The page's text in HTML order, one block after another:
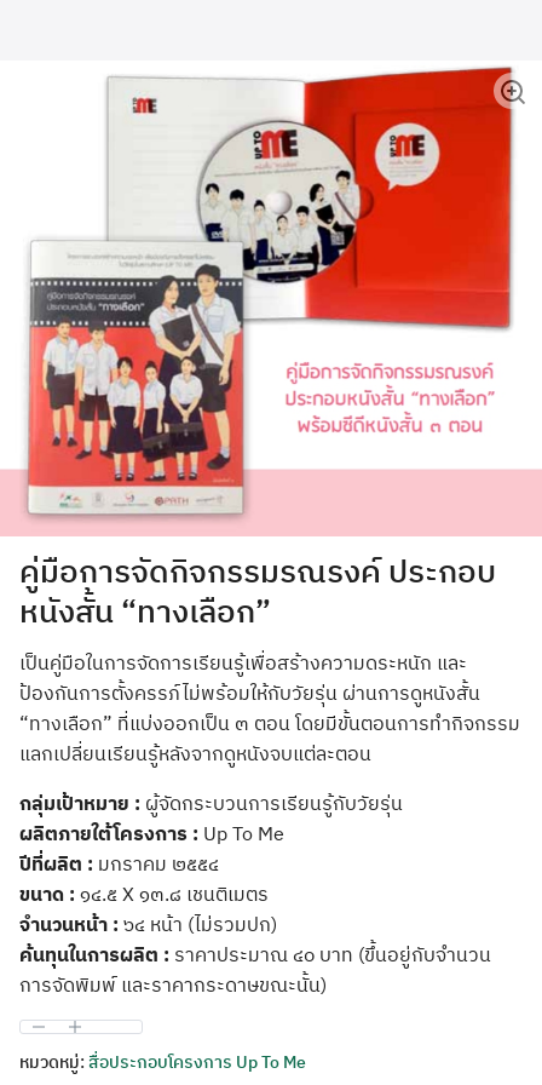
คู่มือการจัดกิจกรรมรณรงค์ ประกอบ
หนังสั้น “ทางเลือก”
เป็นคู่มือในการจัดการเรียนรู้เพื่อสร้างความดระหนัก และ
ป้องกันการตั้งครรภ์ไม่พร้อมให้กับวัยรุ่น ผ่านการดูหนังสั้น
“ทางเลือก” ที่แบ่งออกเป็น ๓ ตอน โดยมีขั้นตอนการทำกิจกรรม
แลกเปลี่ยนเรียนรู้หลังจากดูหนังจบแต่ละตอน
กลุ่มเป้าหมาย : ผู้จัดกระบวนการเรียนรู้กับวัยรุ่น
ผลิตภายใต้โครงการ : Up To Me
ปีที่ผลิต : มกราคม ๒๕๕๔
ขนาด : ๑๔.๕ X ๑๓.๘ เชนติเมตร
จำนวนหน้า : ๖๔ หน้า (ไม่รวมปก)
ค้นทุนในการผลิต : ราคาประมาณ ๔๐ บาท (ขึ้นอยู่กับจำนวน
การจัดพิมพ์ และราคากระดาษขณะนั้น)
หมวดหมู่: สื่อประกอบโครงการ Up To Me